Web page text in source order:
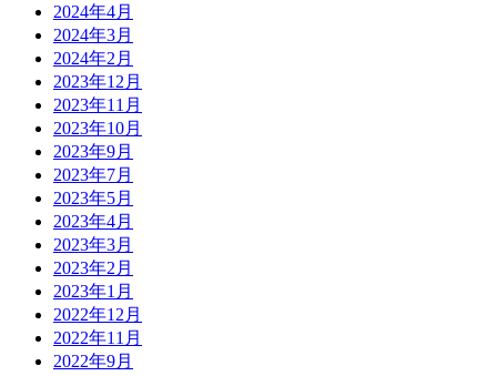
2024年4月
2024年3月
2024年2月
2023年12月
2023年11月
2023年10月
2023年9月
2023年7月
2023年5月
2023年4月
2023年3月
2023年2月
2023年1月
2022年12月
2022年11月
2022年9月